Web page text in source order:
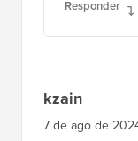
em
tópico de
acidentais
antes de